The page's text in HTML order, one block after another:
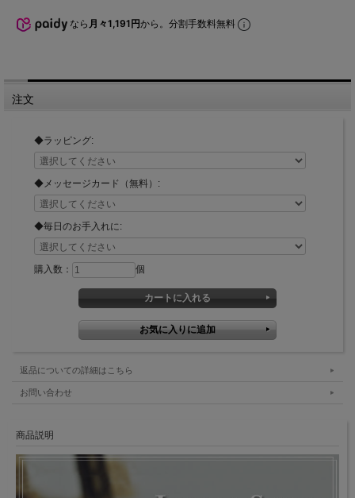
なら 月々1,191円から。分割手数料無料
注文
◆ラッピング:
◆メッセージカード（無料）:
◆毎日のお手入れに:
購入数： 個
返品についての詳細はこちら
お問い合わせ
商品説明